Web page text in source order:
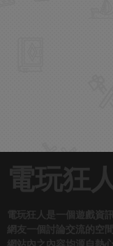
電玩狂
電玩狂人是一個遊戲資
網友一個討論交流的空間